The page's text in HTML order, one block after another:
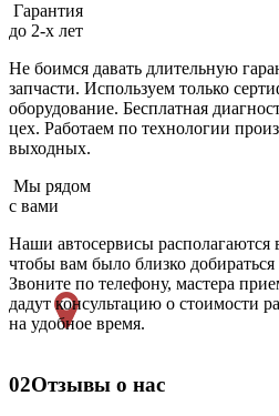
Гарантия
до 2-х лет
Не боимся давать длительную
запчасти. Используем только
оборудование. Бесплатная
цех. Работаем по технологии
выходных.
Мы рядом
с вами
Наши автосервисы располагаются
чтобы вам было близко
Звоните по телефону, мастера
дадут консультацию о стоимости
на удобное время.
02Отзывы о нас